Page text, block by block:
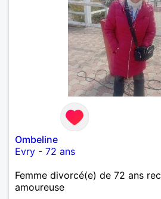
Ombeline
Evry - 72 ans
Femme divorcé(e) de 72 ans
amoureuse